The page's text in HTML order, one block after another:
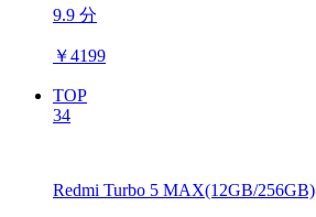
9.9 分
￥4199
TOP
34
Redmi Turbo 5 MAX(12GB/256GB)